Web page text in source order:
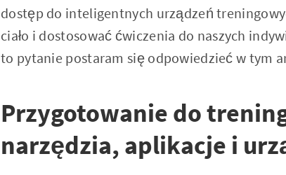
dostęp do inteligentnych urządzeń
ciało i dostosować ćwiczenia do naszych
to pytanie postaram się odpowiedzieć w tym
Przygotowanie do
narzędzia, aplikacje i